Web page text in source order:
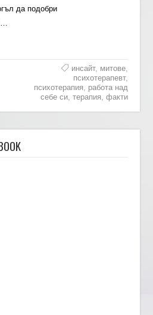
да подобри
инсайт, митове,
психотерапевт,
психотерапия, работа над
себе си, терапия, факти